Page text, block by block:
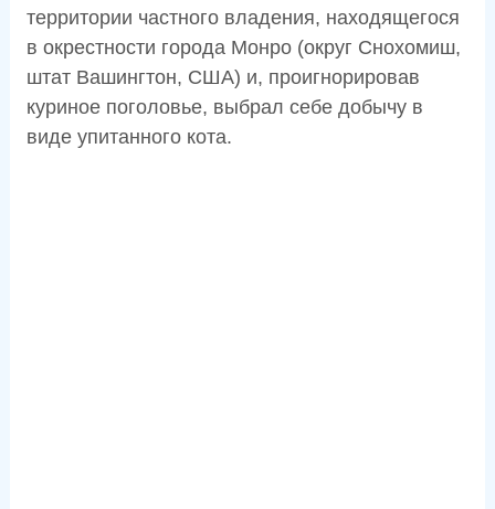
территории частного владения, находящегося
в окрестности города Монро (округ Снохомиш,
штат Вашингтон, США) и, проигнорировав
куриное поголовье, выбрал себе добычу в
виде упитанного кота.